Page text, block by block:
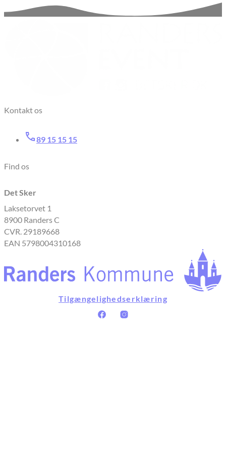
Kontakt os
89 15 15 15
Find os
Det Sker
Laksetorvet 1
8900 Randers C
CVR. 29189668
EAN 5798004310168
Tilgængelighedserklæring